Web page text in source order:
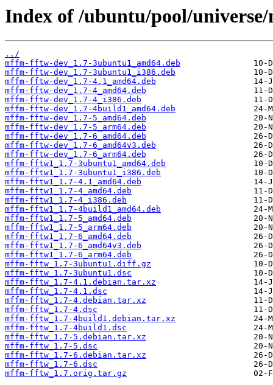
Index of /ubuntu/pool/
../
mffm-fftw-dev_1.7-3ubuntu1_amd64.deb
mffm-fftw-dev_1.7-3ubuntu1_i386.deb
mffm-fftw-dev_1.7-4.1_amd64.deb
mffm-fftw-dev_1.7-4_amd64.deb
mffm-fftw-dev_1.7-4_i386.deb
mffm-fftw-dev_1.7-4build1_amd64.deb
mffm-fftw-dev_1.7-5_amd64.deb
mffm-fftw-dev_1.7-5_arm64.deb
mffm-fftw-dev_1.7-6_amd64.deb
mffm-fftw-dev_1.7-6_amd64v3.deb
mffm-fftw-dev_1.7-6_arm64.deb
mffm-fftw1_1.7-3ubuntu1_amd64.deb
mffm-fftw1_1.7-3ubuntu1_i386.deb
mffm-fftw1_1.7-4.1_amd64.deb
mffm-fftw1_1.7-4_amd64.deb
mffm-fftw1_1.7-4_i386.deb
mffm-fftw1_1.7-4build1_amd64.deb
mffm-fftw1_1.7-5_amd64.deb
mffm-fftw1_1.7-5_arm64.deb
mffm-fftw1_1.7-6_amd64.deb
mffm-fftw1_1.7-6_amd64v3.deb
mffm-fftw1_1.7-6_arm64.deb
mffm-fftw_1.7-3ubuntu1.diff.gz
mffm-fftw_1.7-3ubuntu1.dsc
mffm-fftw_1.7-4.1.debian.tar.xz
mffm-fftw_1.7-4.1.dsc
mffm-fftw_1.7-4.debian.tar.xz
mffm-fftw_1.7-4.dsc
mffm-fftw_1.7-4build1.debian.tar.xz
mffm-fftw_1.7-4build1.dsc
mffm-fftw_1.7-5.debian.tar.xz
mffm-fftw_1.7-5.dsc
mffm-fftw_1.7-6.debian.tar.xz
mffm-fftw_1.7-6.dsc
mffm-fftw_1.7.orig.tar.gz